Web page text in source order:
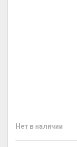
Нет в наличии